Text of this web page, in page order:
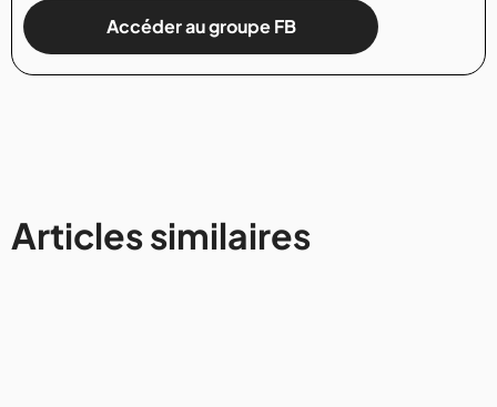
Accéder au groupe FB
Articles similaires